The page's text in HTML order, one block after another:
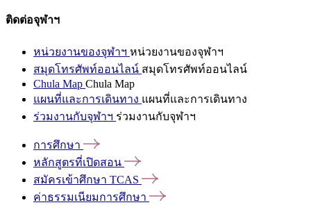
ติดต่อจุฬาฯ
หน่วยงานของจุฬาฯ หน่วยงานของจุฬาฯ
สมุดโทรศัพท์ออนไลน์ สมุดโทรศัพท์ออนไลน์
Chula Map Chula Map
แผนที่และการเดินทาง แผนที่และการเดินทาง
ร่วมงานกับจุฬาฯ ร่วมงานกับจุฬาฯ
การศึกษา
หลักสูตรที่เปิดสอน
สมัครเข้าศึกษา TCAS
ค่าธรรมเนียมการศึกษา